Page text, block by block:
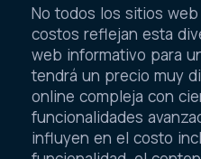
No todos los sitios
costos reflejan esta
web informativo para
tendrá un precio muy
online compleja con
funcionalidades
influyen en el costo